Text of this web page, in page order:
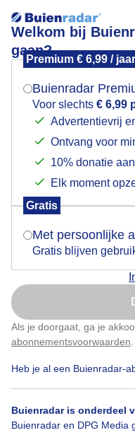
Welkom bij
gaan?
Premium € 6,99 / jaar
Buienradar
Voor slechts € 6,99
Advertentievrij
Ontvang voor
10% donatie
Elk moment
Gratis
Met persoonlijke
Gratis blijven
Als je doorgaat, ga je
abonnementsvoorwaarden
Heb je al een Buienradar-
Buienradar is onderdeel
Buienradar en DPG Media
Zomerse dag!
weerfoto
Door: Diana Huntjens
Natuur Heuvelland
Mogen we je
Indien je hier nog
verschijnt er zo
Is
Nu
Klik hier